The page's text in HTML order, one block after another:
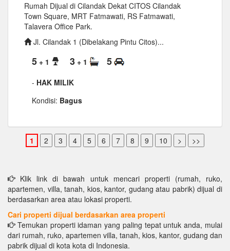
Rumah Dijual di Cilandak Dekat CITOS Cilandak
Town Square, MRT Fatmawati, RS Fatmawati,
Talavera Office Park.
Jl. Cilandak 1 (Dibelakang Pintu Citos)...
5 + 1 3 + 1 5
- HAK MILIK
Kondisi: Bagus
Klik link di bawah untuk mencari properti (rumah, ruko,
apartemen, villa, tanah, kios, kantor, gudang atau pabrik) dijual di
berdasarkan area atau lokasi properti.
Cari properti dijual berdasarkan area properti
Temukan properti idaman yang paling tepat untuk anda, mulai
dari rumah, ruko, apartemen villa, tanah, kios, kantor, gudang dan
pabrik dijual di kota kota di Indonesia.